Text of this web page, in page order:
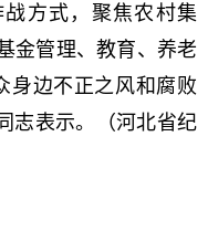
战方式，聚焦农村集
金管理、教育、养老
身边不正之风和腐败
志表示。（河北省纪